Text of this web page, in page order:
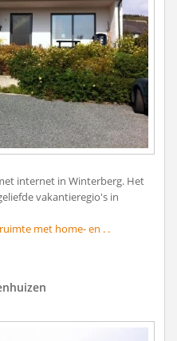
internet in Winterberg. Het
vakantieregio's in
ruimte met home- en . .